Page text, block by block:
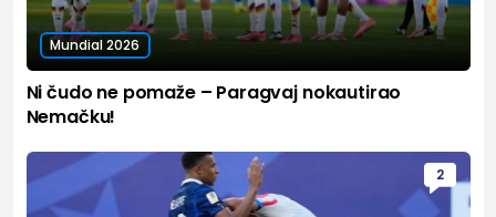
Mundial 2026
Ni čudo ne pomaže – Paragvaj nokautirao
Nemačku!
2